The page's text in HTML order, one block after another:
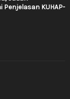
Penjelasan KUHAP-